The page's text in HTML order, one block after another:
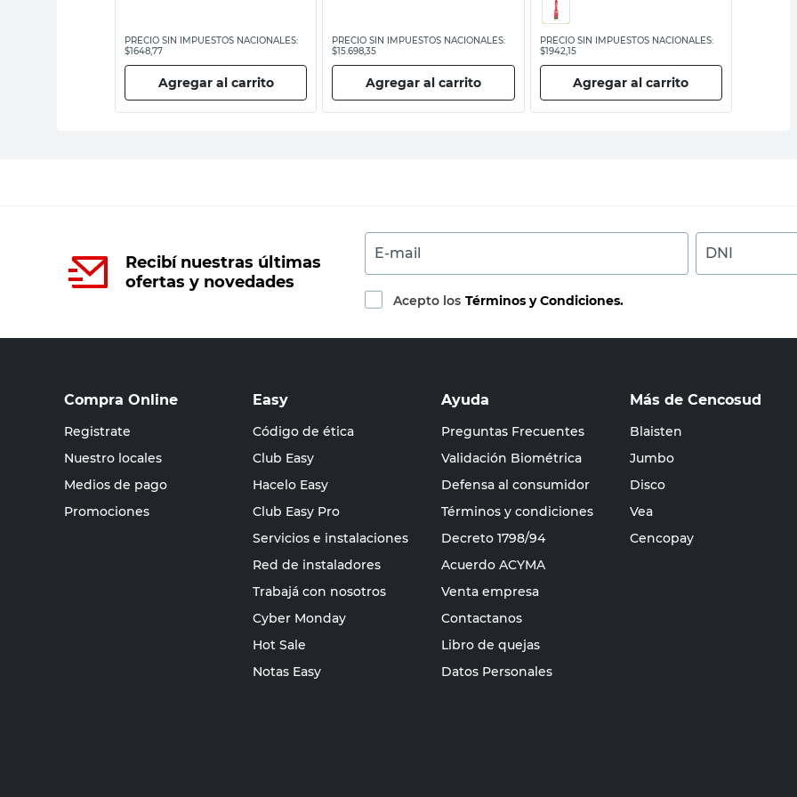
PRECIO SIN IMPUESTOS NACIONALES:
$1648,77
Agregar al carrito
PRECIO SIN IMPUESTOS NACIONALES:
$15.698,35
Agregar al carrito
PRECIO SIN IMPUESTOS NACIONALES:
$1942,15
Agregar al carrito
Recibí nuestras últimas
ofertas y novedades
E-mail DNI
Acepto los Términos y Condiciones.
Compra Online
Registrate
Nuestro locales
Medios de pago
Promociones
Easy
Código de ética
Club Easy
Hacelo Easy
Club Easy Pro
Servicios e instalaciones
Red de instaladores
Trabajá con nosotros
Cyber Monday
Hot Sale
Notas Easy
Ayuda
Preguntas Frecuentes
Validación Biométrica
Defensa al consumidor
Términos y condiciones
Decreto 1798/94
Acuerdo ACYMA
Venta empresa
Contactanos
Libro de quejas
Datos Personales
Más de Cencosud
Blaisten
Jumbo
Disco
Vea
Cencopay